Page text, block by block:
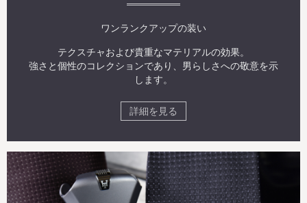
ワンランクアップの装い
テクスチャおよび貴重なマテリアルの効果。
強さと個性のコレクションであり、男らしさへの敬意を示
します。
詳細を見る